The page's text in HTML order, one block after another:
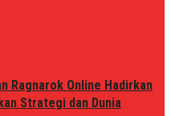
Ragnarok Online Hadirkan
Strategi dan Dunia